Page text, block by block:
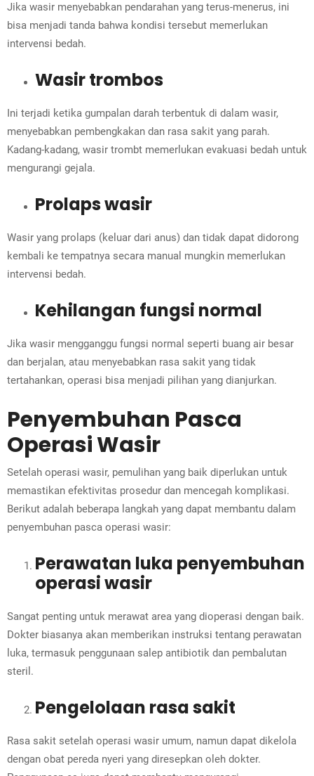
Jika wasir menyebabkan pendarahan yang terus-menerus, ini
bisa menjadi tanda bahwa kondisi tersebut memerlukan
intervensi bedah.
Wasir trombos
Ini terjadi ketika gumpalan darah terbentuk di dalam wasir,
menyebabkan pembengkakan dan rasa sakit yang parah.
Kadang-kadang, wasir trombt memerlukan evakuasi bedah untuk
mengurangi gejala.
Prolaps wasir
Wasir yang prolaps (keluar dari anus) dan tidak dapat didorong
kembali ke tempatnya secara manual mungkin memerlukan
intervensi bedah.
Kehilangan fungsi normal
Jika wasir mengganggu fungsi normal seperti buang air besar
dan berjalan, atau menyebabkan rasa sakit yang tidak
tertahankan, operasi bisa menjadi pilihan yang dianjurkan.
Penyembuhan Pasca
Operasi Wasir
Setelah operasi wasir, pemulihan yang baik diperlukan untuk
memastikan efektivitas prosedur dan mencegah komplikasi.
Berikut adalah beberapa langkah yang dapat membantu dalam
penyembuhan pasca operasi wasir:
Perawatan luka penyembuhan
operasi wasir
Sangat penting untuk merawat area yang dioperasi dengan baik.
Dokter biasanya akan memberikan instruksi tentang perawatan
luka, termasuk penggunaan salep antibiotik dan pembalutan
steril.
Pengelolaan rasa sakit
Rasa sakit setelah operasi wasir umum, namun dapat dikelola
dengan obat pereda nyeri yang diresepkan oleh dokter.